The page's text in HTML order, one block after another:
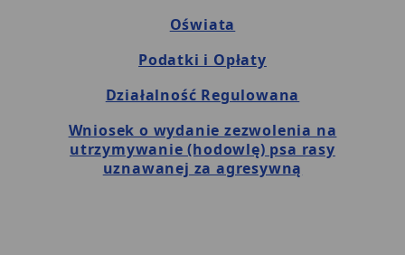
Oświata
Podatki i Opłaty
Działalność Regulowana
Wniosek o wydanie zezwolenia na
utrzymywanie (hodowlę) psa rasy
uznawanej za agresywną